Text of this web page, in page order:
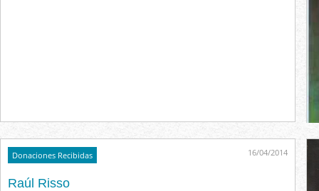
Donaciones Recibidas 16/04/2014
Raúl Risso